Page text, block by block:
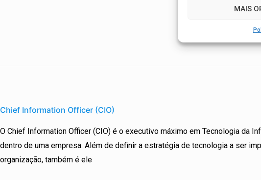
MAIS
Chief Information Officer (CIO)
O Chief Information Officer (CIO) é o executivo máximo em Tecnologia da
dentro de uma empresa. Além de definir a estratégia de tecnologia a ser
organização, também é ele
Information
(CIO)